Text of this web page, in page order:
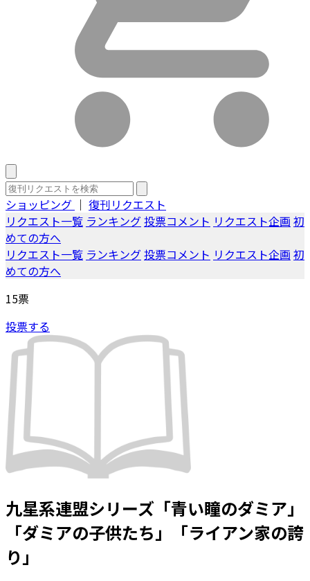
ショッピング ｜ 復刊リクエスト
リクエスト一覧 ランキング投票コメント リクエスト企画 初
めての方へ
リクエスト一覧 ランキング投票コメント リクエスト企画 初
めての方へ
15票
投票する
九星系連盟シリーズ「青い瞳のダミア」
「ダミアの子供たち」「ライアン家の誇
り」